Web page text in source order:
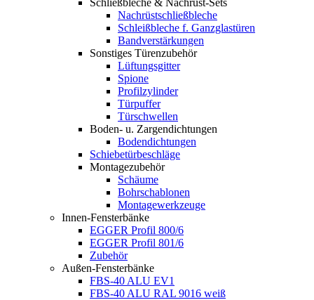
Schließbleche & Nachrüst-Sets
Nachrüstschließbleche
Schleißbleche f. Ganzglastüren
Bandverstärkungen
Sonstiges Türenzubehör
Lüftungsgitter
Spione
Profilzylinder
Türpuffer
Türschwellen
Boden- u. Zargendichtungen
Bodendichtungen
Schiebetürbeschläge
Montagezubehör
Schäume
Bohrschablonen
Montagewerkzeuge
Innen-Fensterbänke
EGGER Profil 800/6
EGGER Profil 801/6
Zubehör
Außen-Fensterbänke
FBS-40 ALU EV1
FBS-40 ALU RAL 9016 weiß